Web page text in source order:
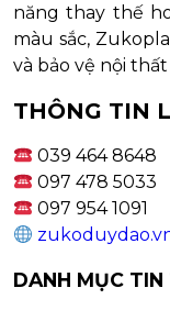
năng thay thế
màu sắc,
và bảo vệ nội thất
THÔNG TIN
039 464 8648
097 478 5033
097 954 1091
DANH MỤC TIN